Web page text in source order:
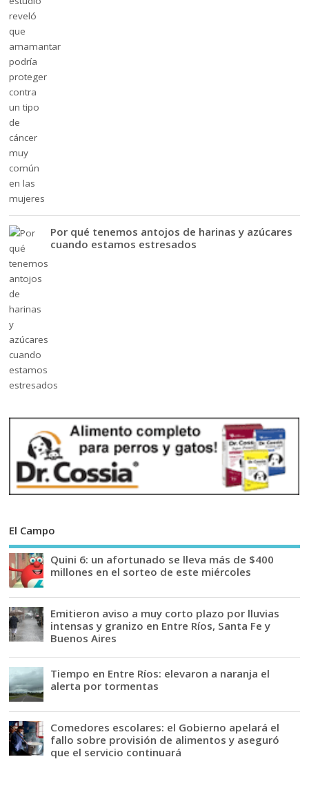
Por qué tenemos antojos de harinas y azúcares
cuando estamos estresados
El Campo
Quini 6: un afortunado se lleva más de $400
millones en el sorteo de este miércoles
Emitieron aviso a muy corto plazo por lluvias
intensas y granizo en Entre Ríos, Santa Fe y
Buenos Aires
Tiempo en Entre Ríos: elevaron a naranja el
alerta por tormentas
Comedores escolares: el Gobierno apelará el
fallo sobre provisión de alimentos y aseguró
que el servicio continuará